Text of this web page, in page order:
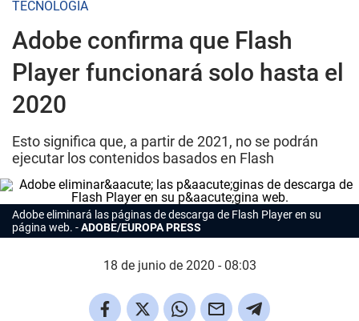
TECNOLOGÍA
Adobe confirma que Flash
Player funcionará solo hasta el
2020
Esto significa que, a partir de 2021, no se podrán
ejecutar los contenidos basados en Flash
Adobe eliminará las páginas de descarga de Flash Player en su
página web.
ADOBE/EUROPA PRESS
18 de junio de 2020 - 08:03